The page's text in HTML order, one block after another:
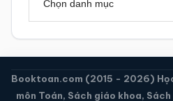
Booktoan.com (2015 - 2026)
môn Toán, Sách giáo khoa,